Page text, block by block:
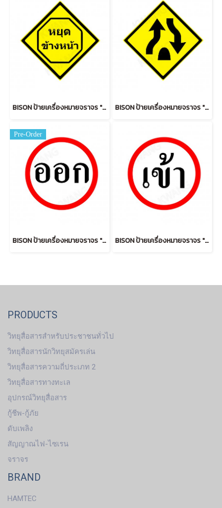
BISON ป้ายเครื่องหมายจราจร "หยุดข้างหน้า" 45 cm. BISON ป้ายเครื่องหมายจราจร "สิ้นสุดทางคู่" 45 cm.
Pre-Order
BISON ป้ายเครื่องหมายจราจร "ออก OUT" 45 cm. BISON ป้ายเครื่องหมายจราจร "เข้า IN " 45 cm.
PRODUCTS
วิทยุสื่อสารสำหรับประชาชนทั่วไป
วิทยุสื่อสารนักวิทยุสมัครเล่น
วิทยุสื่อสารความถี่ประเภท 2
วิทยุสื่อสารทางทะเล
อุปกรณ์วิทยุสื่อสาร
กู้ชีพ-กู้ภัย
ดับเพลิง
สัญญาณไฟ-ไซเรน
จราจร
BRAND
HAMTEC